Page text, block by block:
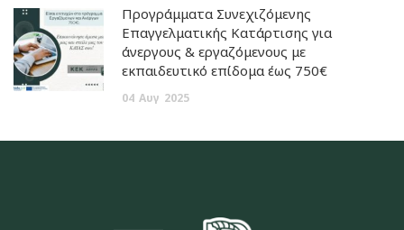
Προγράμματα Συνεχιζόμενης
Επαγγελματικής Κατάρτισης για
άνεργους & εργαζόμενους με
εκπαιδευτικό επίδομα έως 750€
04 Αυγ 2025